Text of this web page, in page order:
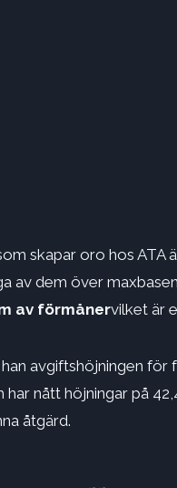
skapar oro hos
av dem över
av förmånervilket är
han avgiftshöjningen
nått höjningar på
åtgärd.